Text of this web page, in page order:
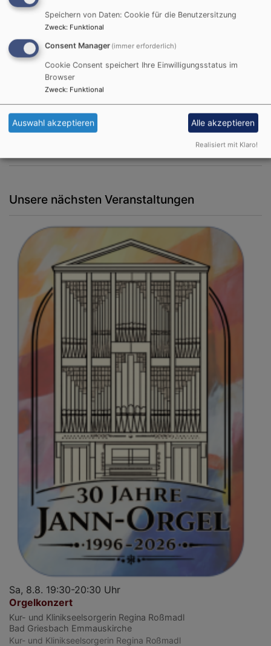
So, 23.8. 11:15-12:15 Uhr
Gottesdienst
Unsere nächsten Veranstaltungen
Sa, 8.8. 19:30-20:30 Uhr
Orgelkonzert
Kur- und Klinikseelsorgerin Regina Roßmadl
Bad Griesbach Emmauskirche
Kur- und Klinikseelsorgerin Regina Roßmadl
Speichern von Daten: Cookie für die Benutzersitzung
Zweck: Funktional
Consent Manager (immer erforderlich)
Cookie Consent speichert Ihre Einwilligungsstatus im
Browser
Zweck: Funktional
Auswahl akzeptieren Alle akzeptieren
Realisiert mit Klaro!